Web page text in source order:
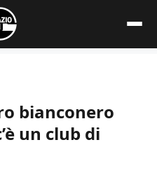
bianconero
un club di